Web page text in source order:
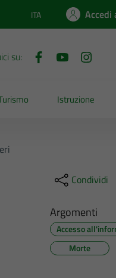
Lingua attiva:
ITA Accedi
su:
Istruzione
Condividi
Argomenti
Accesso
Morte